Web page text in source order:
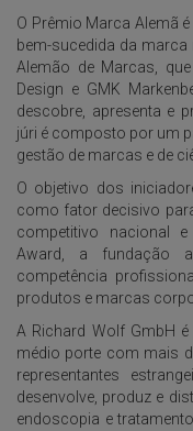
O Prêmio Marca Alemã
bem-sucedida da
Alemão de Marcas,
Design e GMK
descobre, apresenta e
júri é composto por um
gestão de marcas e de
O objetivo dos
como fator decisivo
competitivo nacional
Award, a fundação
competência
produtos e marcas
A Richard Wolf GmbH
médio porte com mais
representantes
desenvolve, produz e
endoscopia e